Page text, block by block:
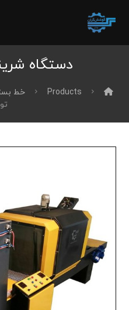
دستگاه
Products خط